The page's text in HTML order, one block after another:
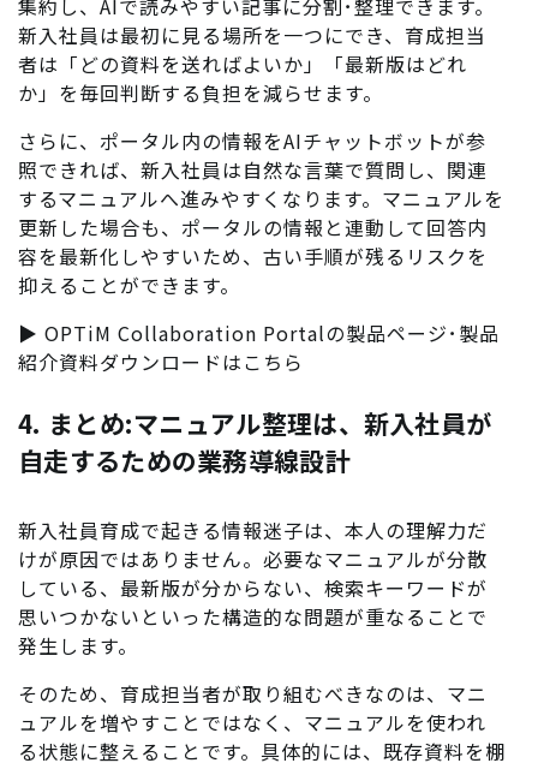
新入社員は最初に見る場所を一つにでき、育成担当
者は「どの資料を送ればよいか」「最新版はどれ
か」を毎回判断する負担を減らせます。
さらに、ポータル内の情報をAIチャットボットが参
照できれば、新入社員は自然な言葉で質問し、関連
するマニュアルへ進みやすくなります。マニュアルを
更新した場合も、ポータルの情報と連動して回答内
容を最新化しやすいため、古い手順が残るリスクを
抑えることができます。
▶︎ OPTiM Collaboration Portalの製品ページ･製品
紹介資料ダウンロードはこちら
4. まとめ:マニュアル整理は、新入社員が
自走するための業務導線設計
新入社員育成で起きる情報迷子は、本人の理解力だ
けが原因ではありません。必要なマニュアルが分散
している、最新版が分からない、検索キーワードが
思いつかないといった構造的な問題が重なることで
発生します。
そのため、育成担当者が取り組むべきなのは、マニ
ュアルを増やすことではなく、マニュアルを使われ
る状態に整えることです。具体的には、既存資料を棚